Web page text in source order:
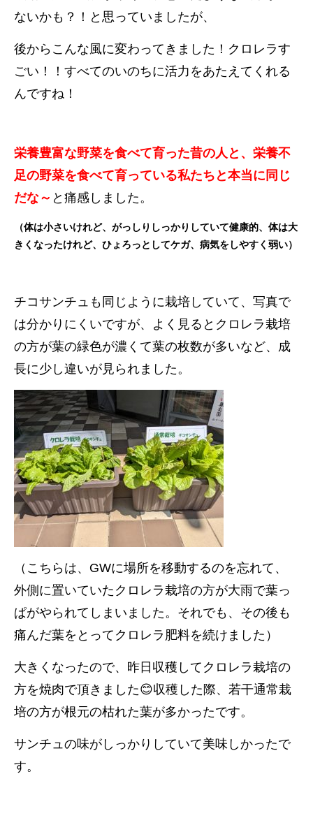
ないかも？！と思っていましたが、
後からこんな風に変わってきました！クロレラす
ごい！！すべてのいのちに活力をあたえてくれる
んですね！
栄養豊富な野菜を食べて育った昔の人と、栄養不
足の野菜を食べて育っている私たちと本当に同じ
だな～ と痛感しました。
（体は小さいけれど、がっしりしっかりしていて健康的、体は大
きくなったけれど、ひょろっとしてケガ、病気をしやすく弱い）
チコサンチュも同じように栽培していて、写真で
は分かりにくいですが、よく見るとクロレラ栽培
の方が葉の緑色が濃くて葉の枚数が多いなど、成
長に少し違いが見られました。
（こちらは、GWに場所を移動するのを忘れて、
外側に置いていたクロレラ栽培の方が大雨で葉っ
ぱがやられてしまいました。それでも、その後も
痛んだ葉をとってクロレラ肥料を続けました）
大きくなったので、昨日収穫してクロレラ栽培の
方を焼肉で頂きました😊収穫した際、若干通常栽
培の方が根元の枯れた葉が多かったです。
サンチュの味がしっかりしていて美味しかったで
す。